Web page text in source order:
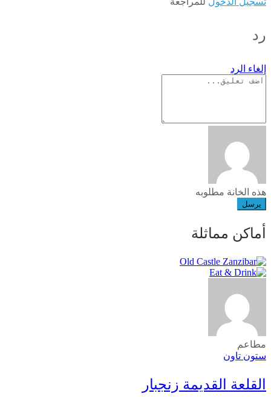
رد
إلغاء الرد
هذه الخانة مطلوبه
يرسل
أماكن مماثلة
مطاعم
ستون تاون
القلعة القديمة زنجبار